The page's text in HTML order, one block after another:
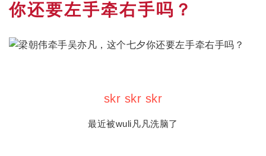
你还要左手牵右手吗？
skr skr skr
最近被wuli凡凡洗脑了